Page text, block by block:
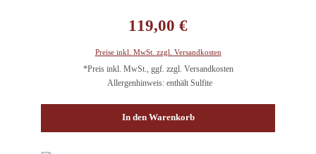
119,00 €
Preise inkl. MwSt. zzgl. Versandkosten
*Preis inkl. MwSt., ggf. zzgl. Versandkosten
Allergenhinweis: enthält Sulfite
In den Warenkorb